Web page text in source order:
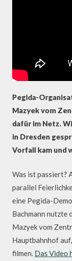
Pegida-
Mazyek vom
dafür im Netz.
in Dresden
Vorfall kam und
Was ist passiert?
parallel
eine Pegida-
Bachmann nutzte
Mazyek vom
Hauptbahnhof
filmen. Das Video